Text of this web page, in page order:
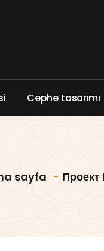
i Cephe tasarımı
sayfa -